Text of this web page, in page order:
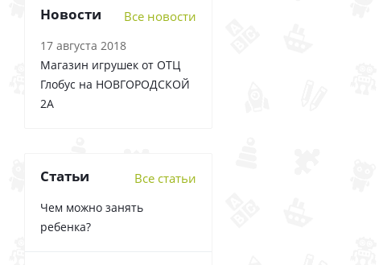
Новости Все новости
17 августа 2018
Магазин игрушек от ОТЦ
Глобус на НОВГОРОДСКОЙ
2А
Статьи Все статьи
Чем можно занять
ребенка?